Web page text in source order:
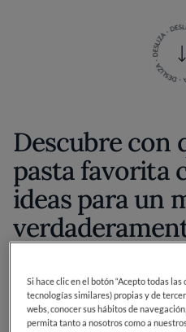
Descubre con
pasta favorita
ideas para un
La pasta es tal
platos más
Si hace clic en el botón “Acepto todas
tecnologías similares) propias y de
webs, conocer sus hábitos de
permita tanto a nosotros como a